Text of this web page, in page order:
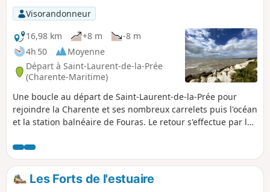
Visorandonneur
16,98 km
+8 m
-8 m
4h 50
Moyenne
Départ à Saint-Laurent-de-la-Prée
(Charente-Maritime)
Une boucle au départ de Saint-Laurent-de-la-Prée pour
rejoindre la Charente et ses nombreux carrelets puis l'océan
et la station balnéaire de Fouras. Le retour s'effectue par la
Les Forts de l'estuaire